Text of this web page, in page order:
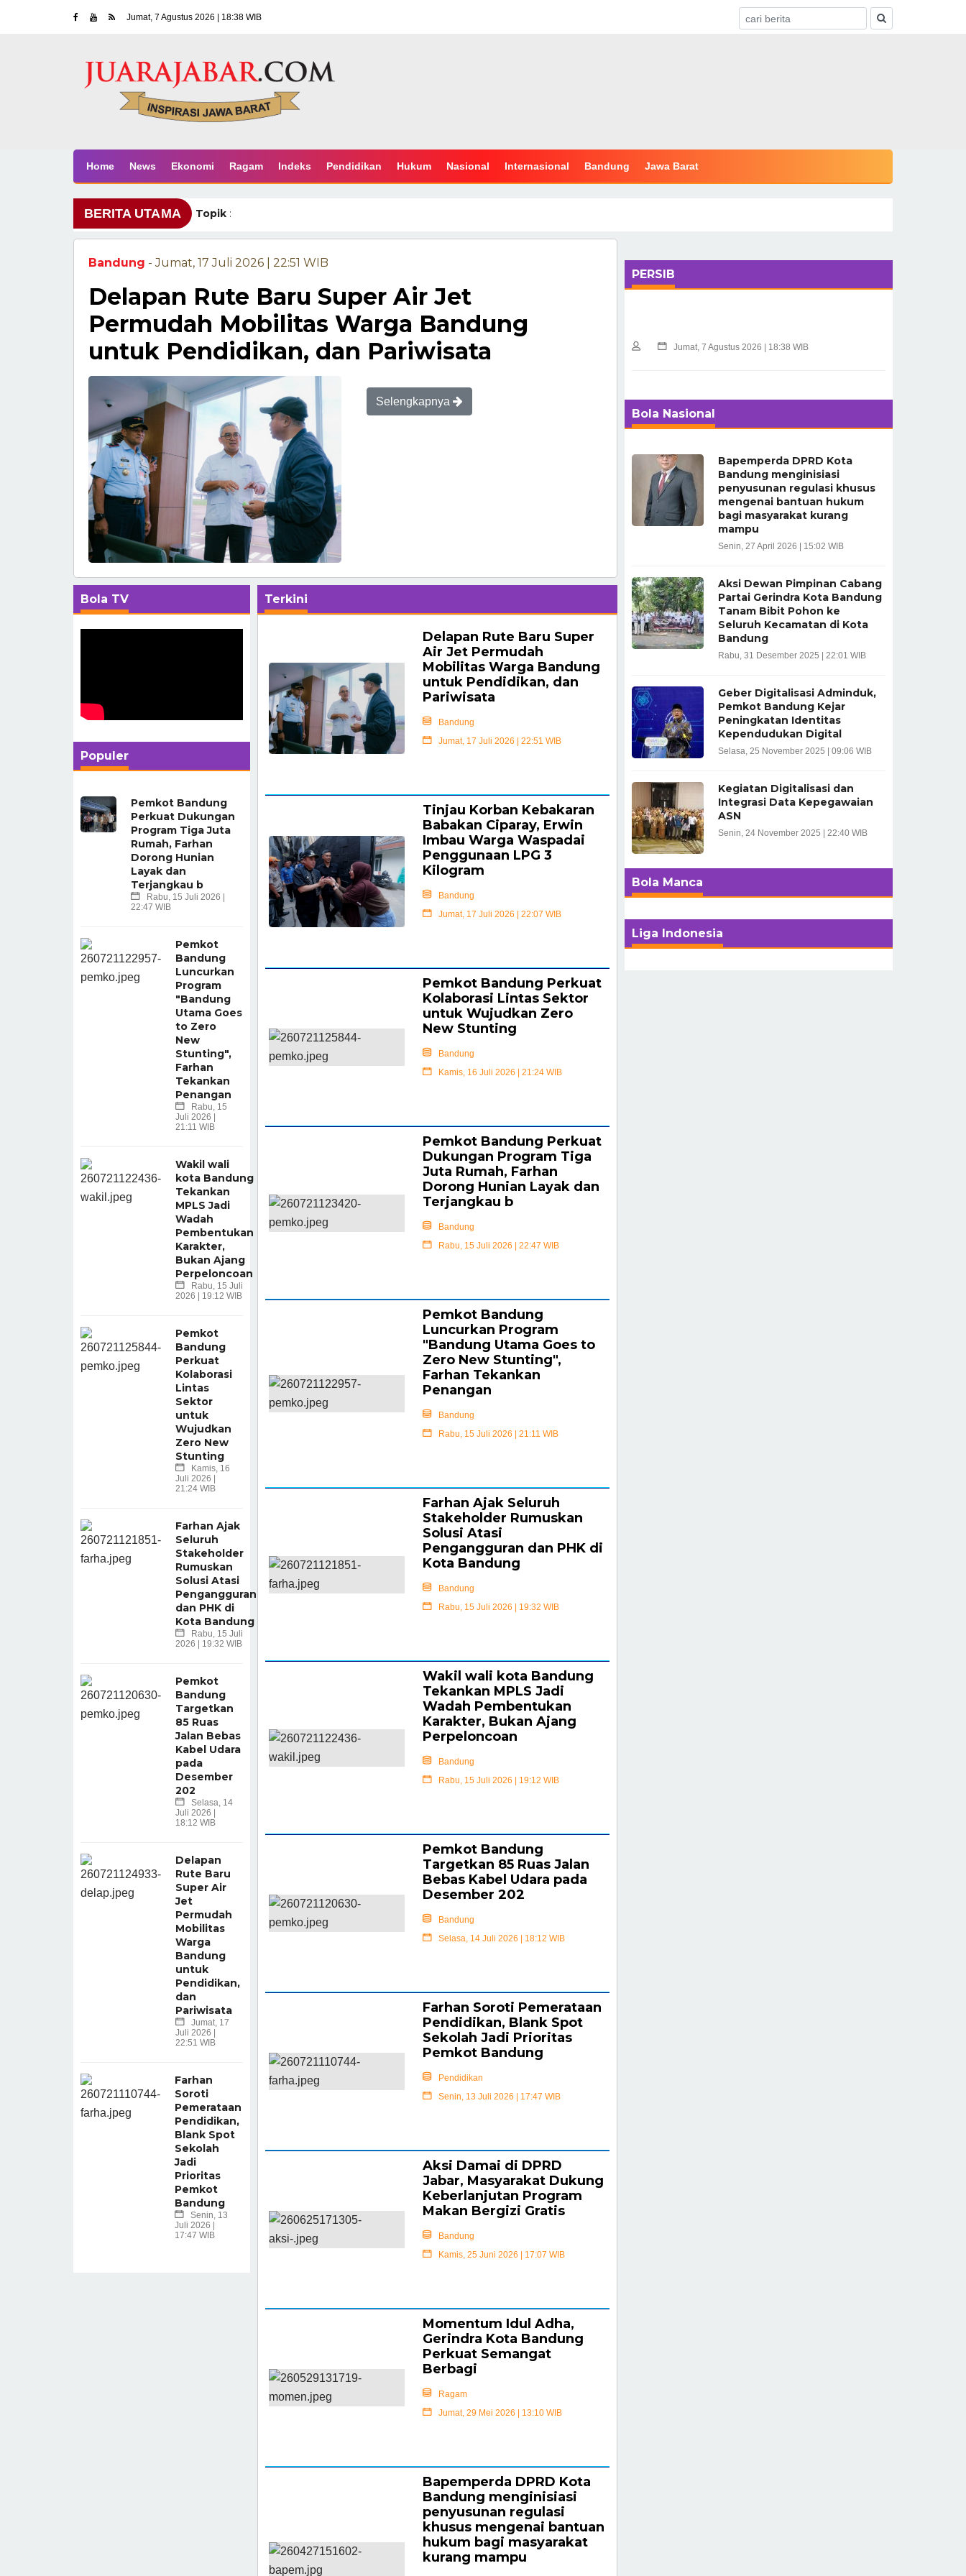
Jumat, 7 Agustus 2026 | 18:38 WIB
Home News Ekonomi Ragam Indeks Pendidikan Hukum Nasional Internasional Bandung Jawa Barat
BERITA UTAMA Topik :
Bandung - Jumat, 17 Juli 2026 | 22:51 WIB
Delapan Rute Baru Super Air Jet
Permudah Mobilitas Warga Bandung
untuk Pendidikan, dan Pariwisata
Selengkapnya
Bola TV
Populer
Pemkot Bandung
Perkuat Dukungan
Program Tiga Juta
Rumah, Farhan
Dorong Hunian
Layak dan
Terjangkau b
Rabu, 15 Juli 2026 |
22:47 WIB
Pemkot
Bandung
Luncurkan
Program
"Bandung
Utama Goes
to Zero
New
Stunting",
Farhan
Tekankan
Penangan
Rabu, 15
Juli 2026 |
21:11 WIB
Wakil wali
kota Bandung
Tekankan
MPLS Jadi
Wadah
Pembentukan
Karakter,
Bukan Ajang
Perpeloncoan
Rabu, 15 Juli
2026 | 19:12 WIB
Pemkot
Bandung
Perkuat
Kolaborasi
Lintas
Sektor
untuk
Wujudkan
Zero New
Stunting
Kamis, 16
Juli 2026 |
21:24 WIB
Farhan Ajak
Seluruh
Stakeholder
Rumuskan
Solusi Atasi
Pengangguran
dan PHK di
Kota Bandung
Rabu, 15 Juli
2026 | 19:32 WIB
Pemkot
Bandung
Targetkan
85 Ruas
Jalan Bebas
Kabel Udara
pada
Desember
202
Selasa, 14
Juli 2026 |
18:12 WIB
Delapan
Rute Baru
Super Air
Jet
Permudah
Mobilitas
Warga
Bandung
untuk
Pendidikan,
dan
Pariwisata
Jumat, 17
Juli 2026 |
22:51 WIB
Farhan
Soroti
Pemerataan
Pendidikan,
Blank Spot
Sekolah
Jadi
Prioritas
Pemkot
Bandung
Senin, 13
Juli 2026 |
17:47 WIB
Terkini
Delapan Rute Baru Super
Air Jet Permudah
Mobilitas Warga Bandung
untuk Pendidikan, dan
Pariwisata
Bandung
Jumat, 17 Juli 2026 | 22:51 WIB
Tinjau Korban Kebakaran
Babakan Ciparay, Erwin
Imbau Warga Waspadai
Penggunaan LPG 3
Kilogram
Bandung
Jumat, 17 Juli 2026 | 22:07 WIB
Pemkot Bandung Perkuat
Kolaborasi Lintas Sektor
untuk Wujudkan Zero
New Stunting
Bandung
Kamis, 16 Juli 2026 | 21:24 WIB
Pemkot Bandung Perkuat
Dukungan Program Tiga
Juta Rumah, Farhan
Dorong Hunian Layak dan
Terjangkau b
Bandung
Rabu, 15 Juli 2026 | 22:47 WIB
Pemkot Bandung
Luncurkan Program
"Bandung Utama Goes to
Zero New Stunting",
Farhan Tekankan
Penangan
Bandung
Rabu, 15 Juli 2026 | 21:11 WIB
Farhan Ajak Seluruh
Stakeholder Rumuskan
Solusi Atasi
Pengangguran dan PHK di
Kota Bandung
Bandung
Rabu, 15 Juli 2026 | 19:32 WIB
Wakil wali kota Bandung
Tekankan MPLS Jadi
Wadah Pembentukan
Karakter, Bukan Ajang
Perpeloncoan
Bandung
Rabu, 15 Juli 2026 | 19:12 WIB
Pemkot Bandung
Targetkan 85 Ruas Jalan
Bebas Kabel Udara pada
Desember 202
Bandung
Selasa, 14 Juli 2026 | 18:12 WIB
Farhan Soroti Pemerataan
Pendidikan, Blank Spot
Sekolah Jadi Prioritas
Pemkot Bandung
Pendidikan
Senin, 13 Juli 2026 | 17:47 WIB
Aksi Damai di DPRD
Jabar, Masyarakat Dukung
Keberlanjutan Program
Makan Bergizi Gratis
Bandung
Kamis, 25 Juni 2026 | 17:07 WIB
Momentum Idul Adha,
Gerindra Kota Bandung
Perkuat Semangat
Berbagi
Ragam
Jumat, 29 Mei 2026 | 13:10 WIB
Bapemperda DPRD Kota
Bandung menginisiasi
penyusunan regulasi
khusus mengenai bantuan
hukum bagi masyarakat
kurang mampu
PERSIB
Jumat, 7 Agustus 2026 | 18:38 WIB
Bola Nasional
Bapemperda DPRD Kota
Bandung menginisiasi
penyusunan regulasi khusus
mengenai bantuan hukum
bagi masyarakat kurang
mampu
Senin, 27 April 2026 | 15:02 WIB
Aksi Dewan Pimpinan Cabang
Partai Gerindra Kota Bandung
Tanam Bibit Pohon ke
Seluruh Kecamatan di Kota
Bandung
Rabu, 31 Desember 2025 | 22:01 WIB
Geber Digitalisasi Adminduk,
Pemkot Bandung Kejar
Peningkatan Identitas
Kependudukan Digital
Selasa, 25 November 2025 | 09:06 WIB
Kegiatan Digitalisasi dan
Integrasi Data Kepegawaian
ASN
Senin, 24 November 2025 | 22:40 WIB
Bola Manca
Liga Indonesia